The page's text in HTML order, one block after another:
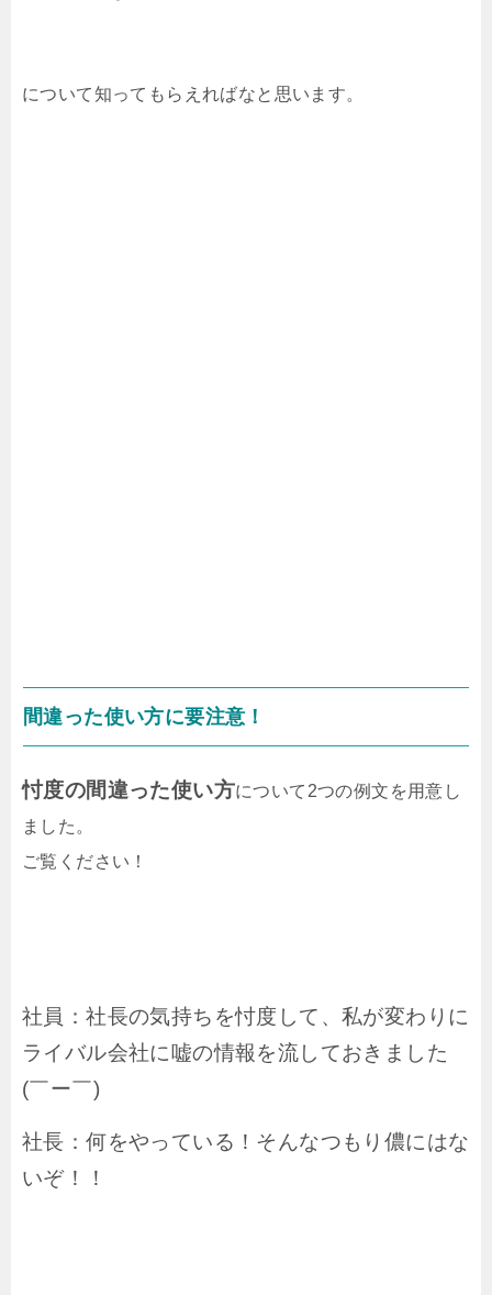
について知ってもらえればなと思います。
間違った使い方に要注意！
忖度の間違った使い方について2つの例文を用意し
ました。
ご覧ください！
社員：社長の気持ちを忖度して、私が変わりに
ライバル会社に嘘の情報を流しておきました
(￣ー￣)
社長：何をやっている！そんなつもり儂にはな
いぞ！！